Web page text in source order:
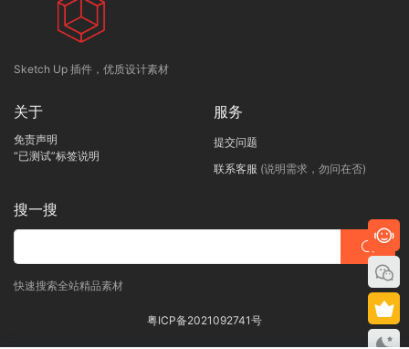
Sketch Up 插件，优质设计素材
关于
免责声明
“已测试”标签说明
服务
提交问题
联系客服 (说明需求，勿问在否)
搜一搜
快速搜索全站精品素材
粤ICP备2021092741号